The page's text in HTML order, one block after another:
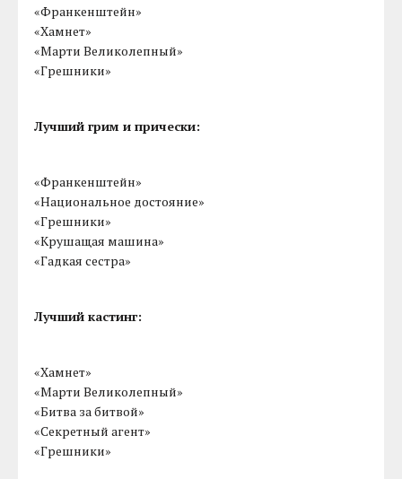
«Франкенштейн»
«Хамнет»
«Марти Великолепный»
«Грешники»
Лучший грим и прически:
«Франкенштейн»
«Национальное достояние»
«Грешники»
«Крушащая машина»
«Гадкая сестра»
Лучший кастинг:
«Хамнет»
«Марти Великолепный»
«Битва за битвой»
«Секретный агент»
«Грешники»